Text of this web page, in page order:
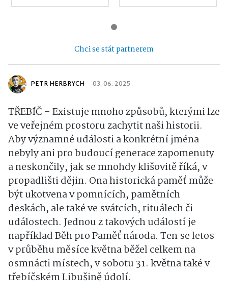
Chci se stát partnerem
PETR HERBRYCH 03. 06. 2025
TŘEBÍČ – Existuje mnoho způsobů, kterými lze
ve veřejném prostoru zachytit naši historii.
Aby významné události a konkrétní jména
nebyly ani pro budoucí generace zapomenuty
a neskončily, jak se mnohdy klišovitě říká, v
propadlišti dějin. Ona historická paměť může
být ukotvena v pomnících, pamětních
deskách, ale také ve svátcích, rituálech či
událostech. Jednou z takových událostí je
například Běh pro Paměť národa. Ten se letos
v průběhu měsíce května běžel celkem na
osmnácti místech, v sobotu 31. května také v
třebíčském Libušině údolí.